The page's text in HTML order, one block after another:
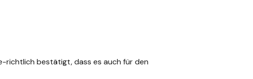
richtlich bestätigt, dass es auch für den